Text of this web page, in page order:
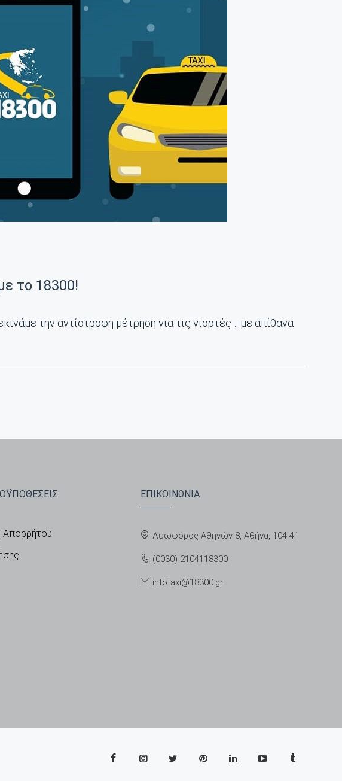
το 18300!
την αντίστροφη μέτρηση για τις γιορτές… με απίθανα
Απορρήτου
ΕΠΙΚΟΙΝΩΝΙΑ
Λεωφόρος Αθηνών 8, Αθήνα, 104 41
(0030) 2104118300
infotaxi@18300.gr